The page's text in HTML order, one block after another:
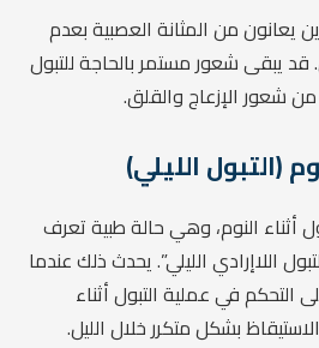
من المثانة العصبية بعدم
قد يبقى شعور مستمر بالحاجة للتبول
شعور الإزعاج والقلق.
(التبول الليلي)
أثناء النوم، وهي حالة طبية تعرف
اللاإرادي الليلي”. يحدث ذلك عندما
في عملية التبول أثناء
بشكل متكرر خلال الليل.